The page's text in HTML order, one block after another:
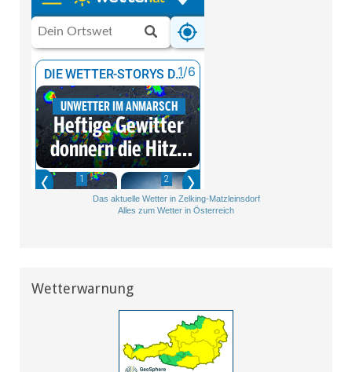
Das aktuelle Wetter in Zelking-Matzleinsdorf
Alles zum Wetter in Österreich
Wetterwarnung